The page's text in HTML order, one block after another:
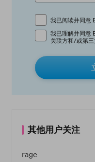
我已阅读并同意
我已理解并同意
关联方和/或第三
其他用户关注
rage